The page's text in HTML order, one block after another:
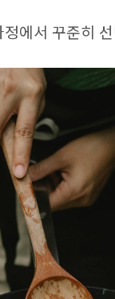
에서 꾸준히